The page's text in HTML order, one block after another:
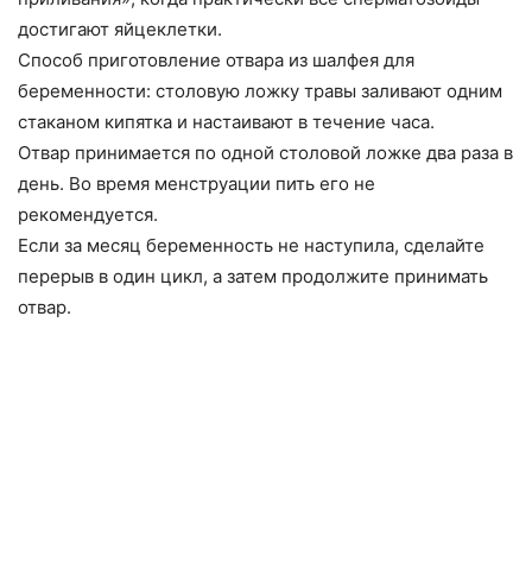
достигают яйцеклетки.
Способ приготовление отвара из шалфея для
беременности: столовую ложку травы заливают одним
стаканом кипятка и настаивают в течение часа.
Отвар принимается по одной столовой ложке два раза в
день. Во время менструации пить его не
рекомендуется.
Если за месяц беременность не наступила, сделайте
перерыв в один цикл, а затем продолжите принимать
отвар.